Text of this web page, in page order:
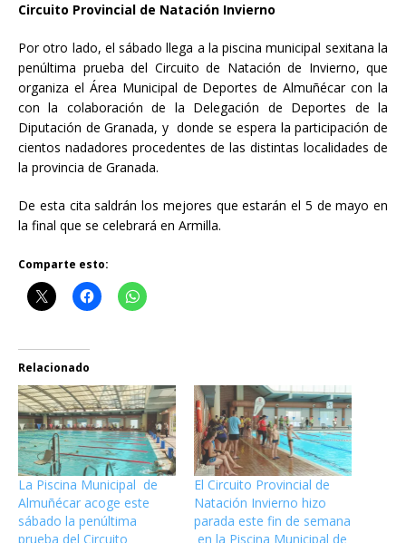
Circuito Provincial de Natación Invierno
Por otro lado, el sábado llega a la piscina municipal sexitana la
penúltima prueba del Circuito de Natación de Invierno, que
organiza el Área Municipal de Deportes de Almuñécar con la
con la colaboración de la Delegación de Deportes de la
Diputación de Granada, y donde se espera la participación de
cientos nadadores procedentes de las distintas localidades de
la provincia de Granada.
De esta cita saldrán los mejores que estarán el 5 de mayo en
la final que se celebrará en Armilla.
Comparte esto:
Relacionado
La Piscina Municipal de
Almuñécar acoge este
sábado la penúltima
prueba del Circuito
El Circuito Provincial de
Natación Invierno hizo
parada este fin de semana
en la Piscina Municipal de